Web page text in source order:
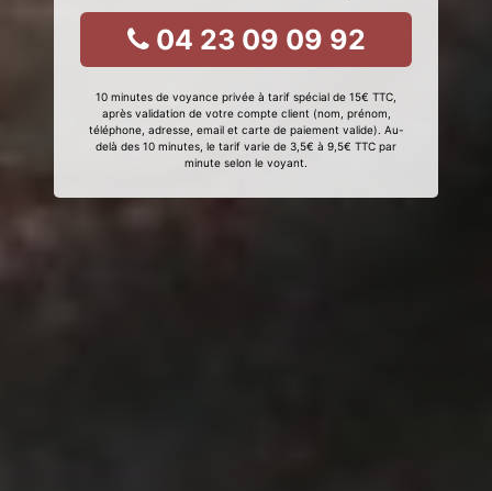
04 23 09 09 92
10 minutes de voyance privée à tarif spécial de 15€ TTC,
après validation de votre compte client (nom, prénom,
téléphone, adresse, email et carte de paiement valide). Au-
delà des 10 minutes, le tarif varie de 3,5€ à 9,5€ TTC par
minute selon le voyant.